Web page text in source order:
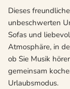
Dieses
unbeschwerten
Sofas und
Atmosphäre, in
ob Sie Musik
gemeinsam
Urlaubsmodus.